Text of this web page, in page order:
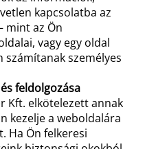
kapcsolatba az
mint az Ön
vagy egy oldal
számítanak személyes
feldolgozása
Kft. elkötelezett annak
kezelje a weboldalára
Ha Ön felkeresi